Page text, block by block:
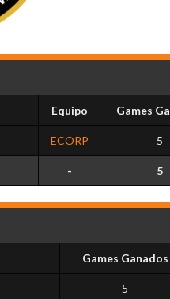
Equipo Games
ECORP 5
- 5
Games Ganados
5